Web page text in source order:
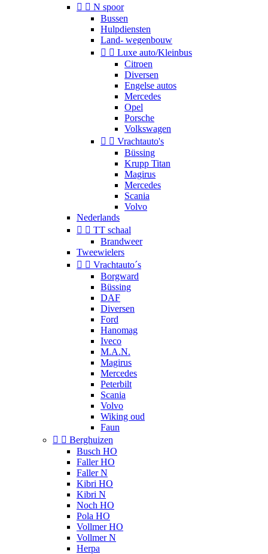
  N spoor
Bussen
Hulpdiensten
Land- wegenbouw
  Luxe auto/Kleinbus
Citroen
Diversen
Engelse autos
Mercedes
Opel
Porsche
Volkswagen
  Vrachtauto's
Büssing
Krupp Titan
Magirus
Mercedes
Scania
Volvo
Nederlands
  TT schaal
Brandweer
Tweewielers
  Vrachtauto´s
Borgward
Büssing
DAF
Diversen
Ford
Hanomag
Iveco
M.A.N.
Magirus
Mercedes
Peterbilt
Scania
Volvo
Wiking oud
Faun
  Berghuizen
Busch HO
Faller HO
Faller N
Kibri HO
Kibri N
Noch HO
Pola HO
Vollmer HO
Vollmer N
Herpa